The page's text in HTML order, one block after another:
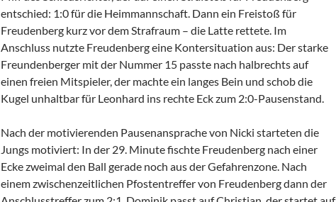
entschied: 1:0 für die Heimmannschaft. Dann ein Freistoß für
Freudenberg kurz vor dem Strafraum – die Latte rettete. Im
Anschluss nutzte Freudenberg eine Kontersituation aus: Der starke
Freundenberger mit der Nummer 15 passte nach halbrechts auf
einen freien Mitspieler, der machte ein langes Bein und schob die
Kugel unhaltbar für Leonhard ins rechte Eck zum 2:0-Pausenstand.
Nach der motivierenden Pausenansprache von Nicki starteten die
Jungs motiviert: In der 29. Minute fischte Freudenberg nach einer
Ecke zweimal den Ball gerade noch aus der Gefahrenzone. Nach
einem zwischenzeitlichen Pfostentreffer von Freudenberg dann der